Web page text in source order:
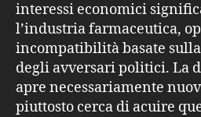
interessi economici
l’industria farmaceutica,
incompatibilità basate
degli avversari politici. La
apre necessariamente
piuttosto cerca di acuire